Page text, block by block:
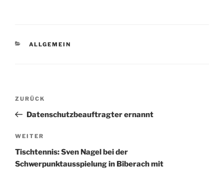
KATEGORIEN
ALLGEMEIN
Beitragsnavigation
Vorheriger
Beitrag
ZURÜCK
Datenschutzbeauftragter ernannt
Nächster
Beitrag
WEITER
Tischtennis: Sven Nagel bei der
Schwerpunktausspielung in Biberach mit